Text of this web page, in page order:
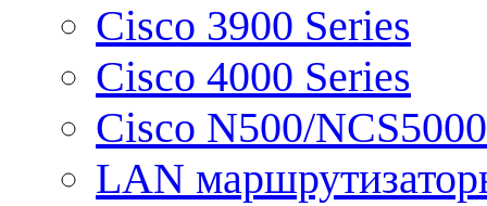
Cisco 3900 Series
Cisco 4000 Series
Cisco N500/
LAN